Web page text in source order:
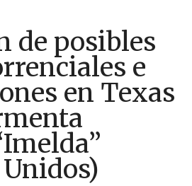
boca
de
algodón
albina
en
el
sudeste
de
Texas
de posibles
e
en Texas